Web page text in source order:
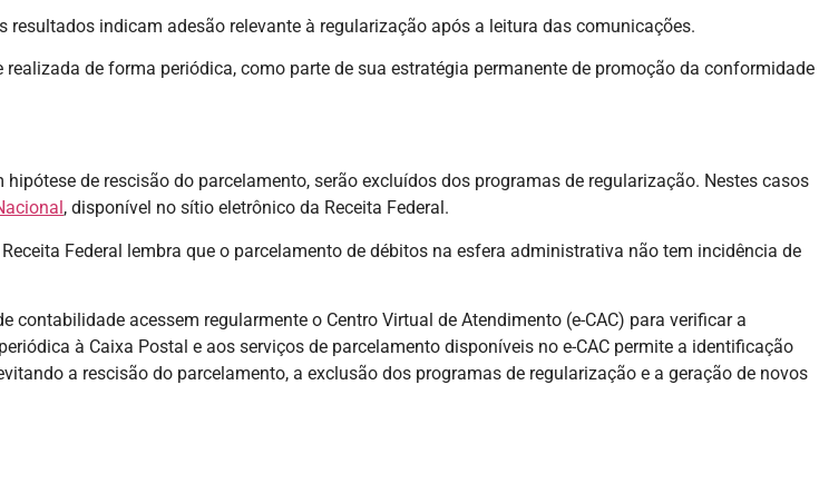
indicam adesão relevante à regularização após a leitura das comunicações.
de forma periódica, como parte de sua estratégia permanente de promoção da conformidade
de rescisão do parcelamento, serão excluídos dos programas de regularização. Nestes casos
, disponível no sítio eletrônico da Receita Federal.
Federal lembra que o parcelamento de débitos na esfera administrativa não tem incidência de
acessem regularmente o Centro Virtual de Atendimento (e-CAC) para verificar a
à Caixa Postal e aos serviços de parcelamento disponíveis no e-CAC permite a identificação
a rescisão do parcelamento, a exclusão dos programas de regularização e a geração de novos